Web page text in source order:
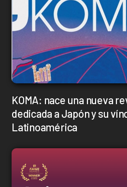
KOMA: nace una nueva
dedicada a Japón y su
Latinoamérica